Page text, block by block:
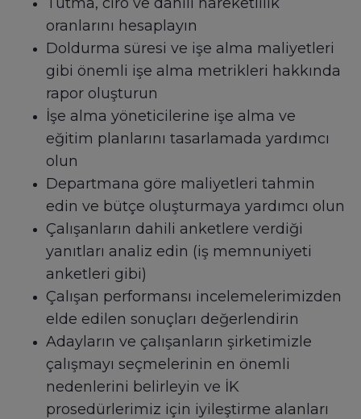
oranlarını hesaplayın
Doldurma süresi ve işe alma maliyetleri
gibi önemli işe alma metrikleri hakkında
rapor oluşturun
İşe alma yöneticilerine işe alma ve
eğitim planlarını tasarlamada yardımcı
olun
Departmana göre maliyetleri tahmin
edin ve bütçe oluşturmaya yardımcı olun
Çalışanların dahili anketlere verdiği
yanıtları analiz edin (iş memnuniyeti
anketleri gibi)
Çalışan performansı incelemelerimizden
elde edilen sonuçları değerlendirin
Adayların ve çalışanların şirketimizle
çalışmayı seçmelerinin en önemli
nedenlerini belirleyin ve İK
prosedürlerimiz için iyileştirme alanları